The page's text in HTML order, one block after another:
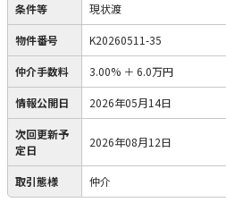
条件等 現状渡
物件番号 K20260511-35
仲介手数料 3.00% ＋ 6.0万円
情報公開日 2026年05月14日
次回更新予
定日
2026年08月12日
取引態様 仲介